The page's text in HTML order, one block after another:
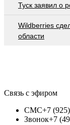
Туск заявил о
Wildberries
области
Связь с эфиром
СМС+7
Звонок+7